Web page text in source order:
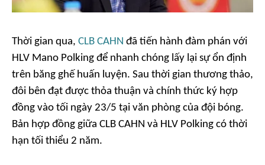
Thời gian qua, CLB CAHN đã tiến hành đàm phán với
HLV Mano Polking để nhanh chóng lấy lại sự ổn định
trên băng ghế huấn luyện. Sau thời gian thương thảo,
đôi bên đạt được thỏa thuận và chính thức ký hợp
đồng vào tối ngày 23/5 tại văn phòng của đội bóng.
Bản hợp đồng giữa CLB CAHN và HLV Polking có thời
hạn tối thiểu 2 năm.